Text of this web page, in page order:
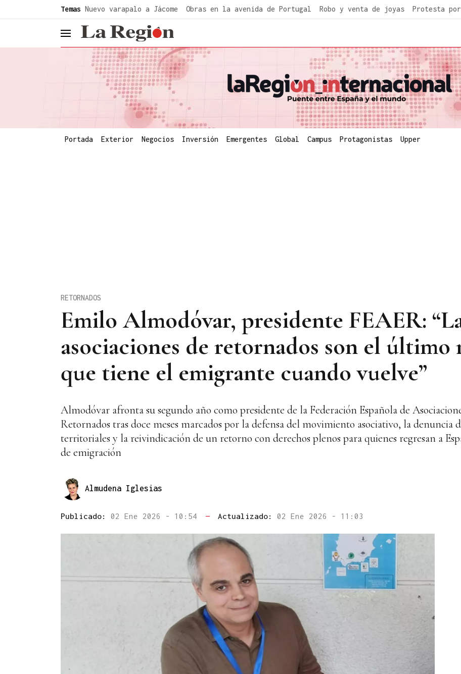
Temas Nuevo varapalo a Jácome Obras en la avenida de Portugal Robo y venta de joyas Protesta
header.menu.open
Portada Exterior Negocios Inversión Emergentes Global Campus Protagonistas Upper
Emilo Almodóvar, presidente FEAER:
asociaciones de retornados son el último
que tiene el emigrante cuando vuelve”
RETORNADOS
Almodóvar afronta su segundo año como presidente de la Federación Española de
Retornados tras doce meses marcados por la defensa del movimiento asociativo, la denuncia
territoriales y la reivindicación de un retorno con derechos plenos para quienes regresan a
de emigración
Almudena Iglesias
Publicado: 02 Ene 2026 - 10:54 — Actualizado: 02 Ene 2026 - 11:03